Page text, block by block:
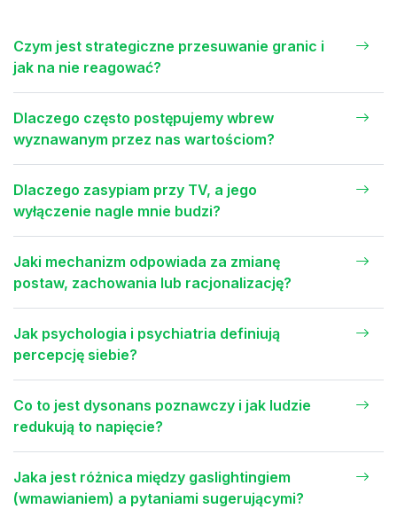
Czym jest strategiczne przesuwanie granic i
jak na nie reagować?
Dlaczego często postępujemy wbrew
wyznawanym przez nas wartościom?
Dlaczego zasypiam przy TV, a jego
wyłączenie nagle mnie budzi?
Jaki mechanizm odpowiada za zmianę
postaw, zachowania lub racjonalizację?
Jak psychologia i psychiatria definiują
percepcję siebie?
Co to jest dysonans poznawczy i jak ludzie
redukują to napięcie?
Jaka jest różnica między gaslightingiem
(wmawianiem) a pytaniami sugerującymi?